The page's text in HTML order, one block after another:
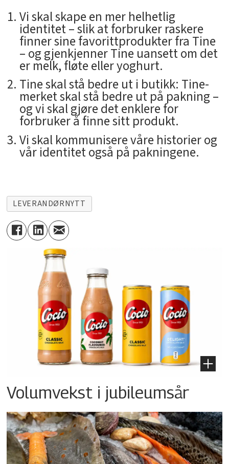
Vi skal skape en mer helhetlig
identitet – slik at forbruker raskere
finner sine favorittprodukter fra Tine
– og gjenkjenner Tine uansett om det
er melk, fløte eller yoghurt.
Tine skal stå bedre ut i butikk: Tine-
merket skal stå bedre ut på pakning –
og vi skal gjøre det enklere for
forbruker å finne sitt produkt.
Vi skal kommunisere våre historier og
vår identitet også på pakningene.
LEVERANDØRNYTT
Volumvekst i jubileumsår